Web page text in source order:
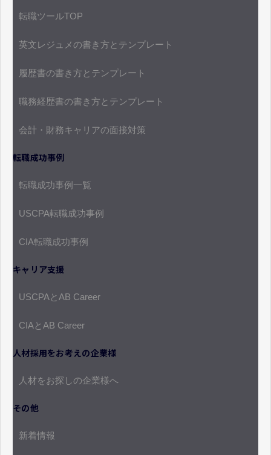
転職ツールTOP
英文レジュメの書き方とテンプレート
履歴書の書き方とテンプレート
職務経歴書の書き方とテンプレート
会計・財務キャリアの面接対策
転職成功事例
転職成功事例一覧
USCPA転職成功事例
CIA転職成功事例
キャリア支援
USCPAとAB Career
CIAとAB Career
人材採用をお考えの企業様
人材をお探しの企業様へ
その他
新着情報